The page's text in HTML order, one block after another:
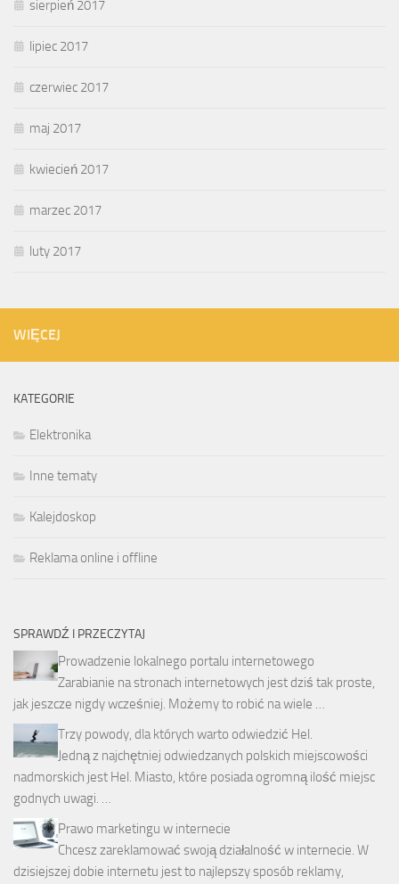
sierpień 2017
lipiec 2017
czerwiec 2017
maj 2017
kwiecień 2017
marzec 2017
luty 2017
WIĘCEJ
KATEGORIE
Elektronika
Inne tematy
Kalejdoskop
Reklama online i offline
SPRAWDŹ I PRZECZYTAJ
Prowadzenie lokalnego portalu internetowego
Zarabianie na stronach internetowych jest dziś tak proste,
jak jeszcze nigdy wcześniej. Możemy to robić na wiele …
Trzy powody, dla których warto odwiedzić Hel.
Jedną z najchętniej odwiedzanych polskich miejscowości
nadmorskich jest Hel. Miasto, które posiada ogromną ilość miejsc
godnych uwagi. …
Prawo marketingu w internecie
Chcesz zareklamować swoją działalność w internecie. W
dzisiejszej dobie internetu jest to najlepszy sposób reklamy,